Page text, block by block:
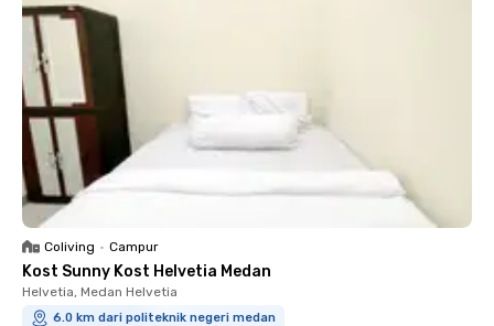
Coliving • Campur
Kost Sunny Kost Helvetia Medan
Helvetia, Medan Helvetia
6.0 km dari politeknik negeri medan